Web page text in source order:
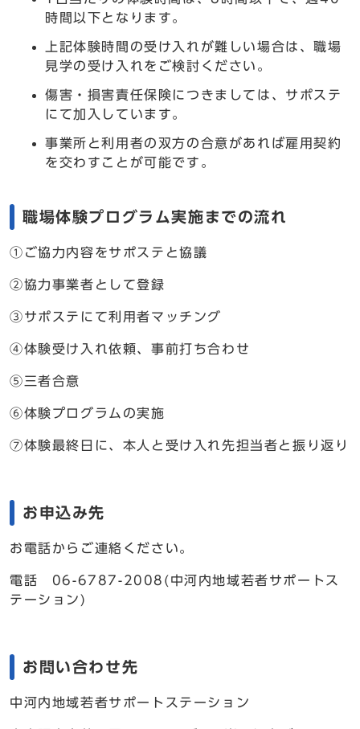
時間以下となります。
上記体験時間の受け入れが難しい場合は、職場
見学の受け入れをご検討ください。
傷害・損害責任保険につきましては、サポステ
にて加入しています。
事業所と利用者の双方の合意があれば雇用契約
を交わすことが可能です。
職場体験プログラム実施までの流れ
①ご協力内容をサポステと協議
②協力事業者として登録
③サポステにて利用者マッチング
④体験受け入れ依頼、事前打ち合わせ
⑤三者合意
⑥体験プログラムの実施
⑦体験最終日に、本人と受け入れ先担当者と振り返り
お申込み先
お電話からご連絡ください。
電話 06-6787-2008(中河内地域若者サポートス
テーション)
お問い合わせ先
中河内地域若者サポートステーション